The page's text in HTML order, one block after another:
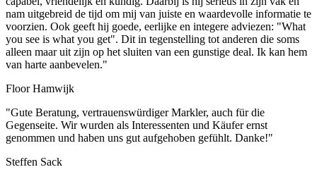
nam uitgebreid de tijd om mij van juiste en waardevolle informatie te
voorzien. Ook geeft hij goede, eerlijke en integere adviezen: "What
you see is what you get". Dit in tegenstelling tot anderen die soms
alleen maar uit zijn op het sluiten van een gunstige deal. Ik kan hem
van harte aanbevelen."
Floor Hamwijk
"Gute Beratung, vertrauenswürdiger Markler, auch für die
Gegenseite. Wir wurden als Interessenten und Käufer ernst
genommen und haben uns gut aufgehoben gefühlt. Danke!"
Steffen Sack